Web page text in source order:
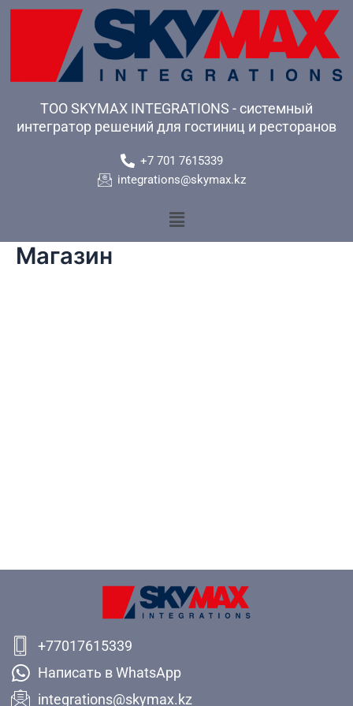
Перейти
содержимому
ТОО SKYMAX INTEGRATIONS - системный
интегратор решений для гостиниц и ресторанов
+7 701 7615339
integrations@skymax.kz
Меню
Магазин
+77017615339
Написать в WhatsApp
integrations@skymax.kz